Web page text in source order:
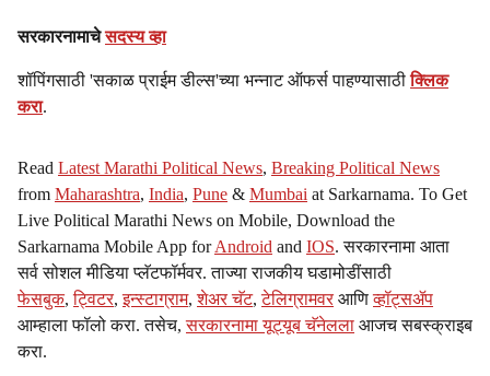
सरकारनामाचेसदस्य व्हा
शॉपिंगसाठी 'सकाळ प्राईम डील्स'च्या भन्नाट ऑफर्स पाहण्यासाठीक्लिक
करा.
Read Latest Marathi Political News, Breaking Political News
from Maharashtra, India, Pune & Mumbai at Sarkarnama. To Get
Live Political Marathi News on Mobile, Download the
Sarkarnama Mobile App forAndroid and IOS. सरकारनामा आता
सर्व सोशल मीडिया प्लॅटफॉर्मवर. ताज्या राजकीय घडामोडींसाठी
फेसबुक,ट्विटर,इन्स्टाग्राम,शेअर चॅट,टेलिग्रामवर आणिव्हॉट्सॲप
आम्हाला फॉलो करा. तसेच,सरकारनामा यूट्यूब चॅनेलला आजच सबस्क्राइब
करा.